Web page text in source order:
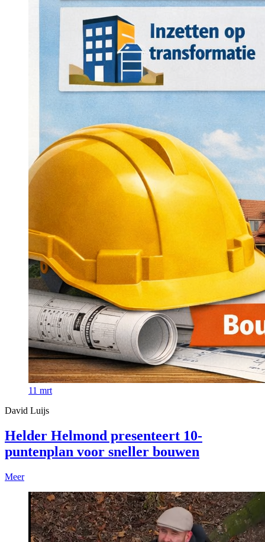
11 mrt
David Luijs
Helder Helmond presenteert 10-
puntenplan voor sneller bouwen
Meer